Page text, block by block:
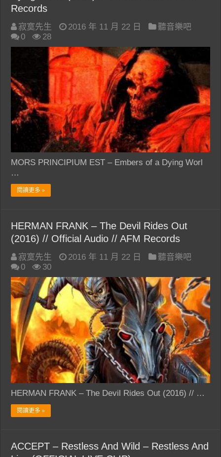
Records
寂寞先生 2016 年 11 月 22 日
聽音樂吧
0
28
MORS PRINCIPIUM EST – Embers of a Dying Worl
…
閱讀更多 »
HERMAN FRANK – The Devil Rides Out
(2016) // Official Audio // AFM Records
寂寞先生 2016 年 11 月 22 日
聽音樂吧
0
30
HERMAN FRANK – The Devil Rides Out (2016) // …
閱讀更多 »
ACCEPT – Restless And Wild – Restless And